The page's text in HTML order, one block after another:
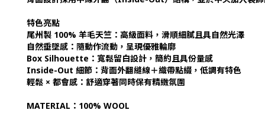
特色亮點
尾州製 100% 羊毛天竺：高級面料，滑順細膩且具自然光澤
自然垂墜感：隨動作流動，呈現優雅輪廓
Box Silhouette：寬鬆留白設計，簡約且具份量感
Inside-Out 細節：背面外翻縫線＋織帶點綴，低調有特色
輕鬆 × 都會感：舒適穿著同時保有精緻氛圍
MATERIAL：100% WOOL